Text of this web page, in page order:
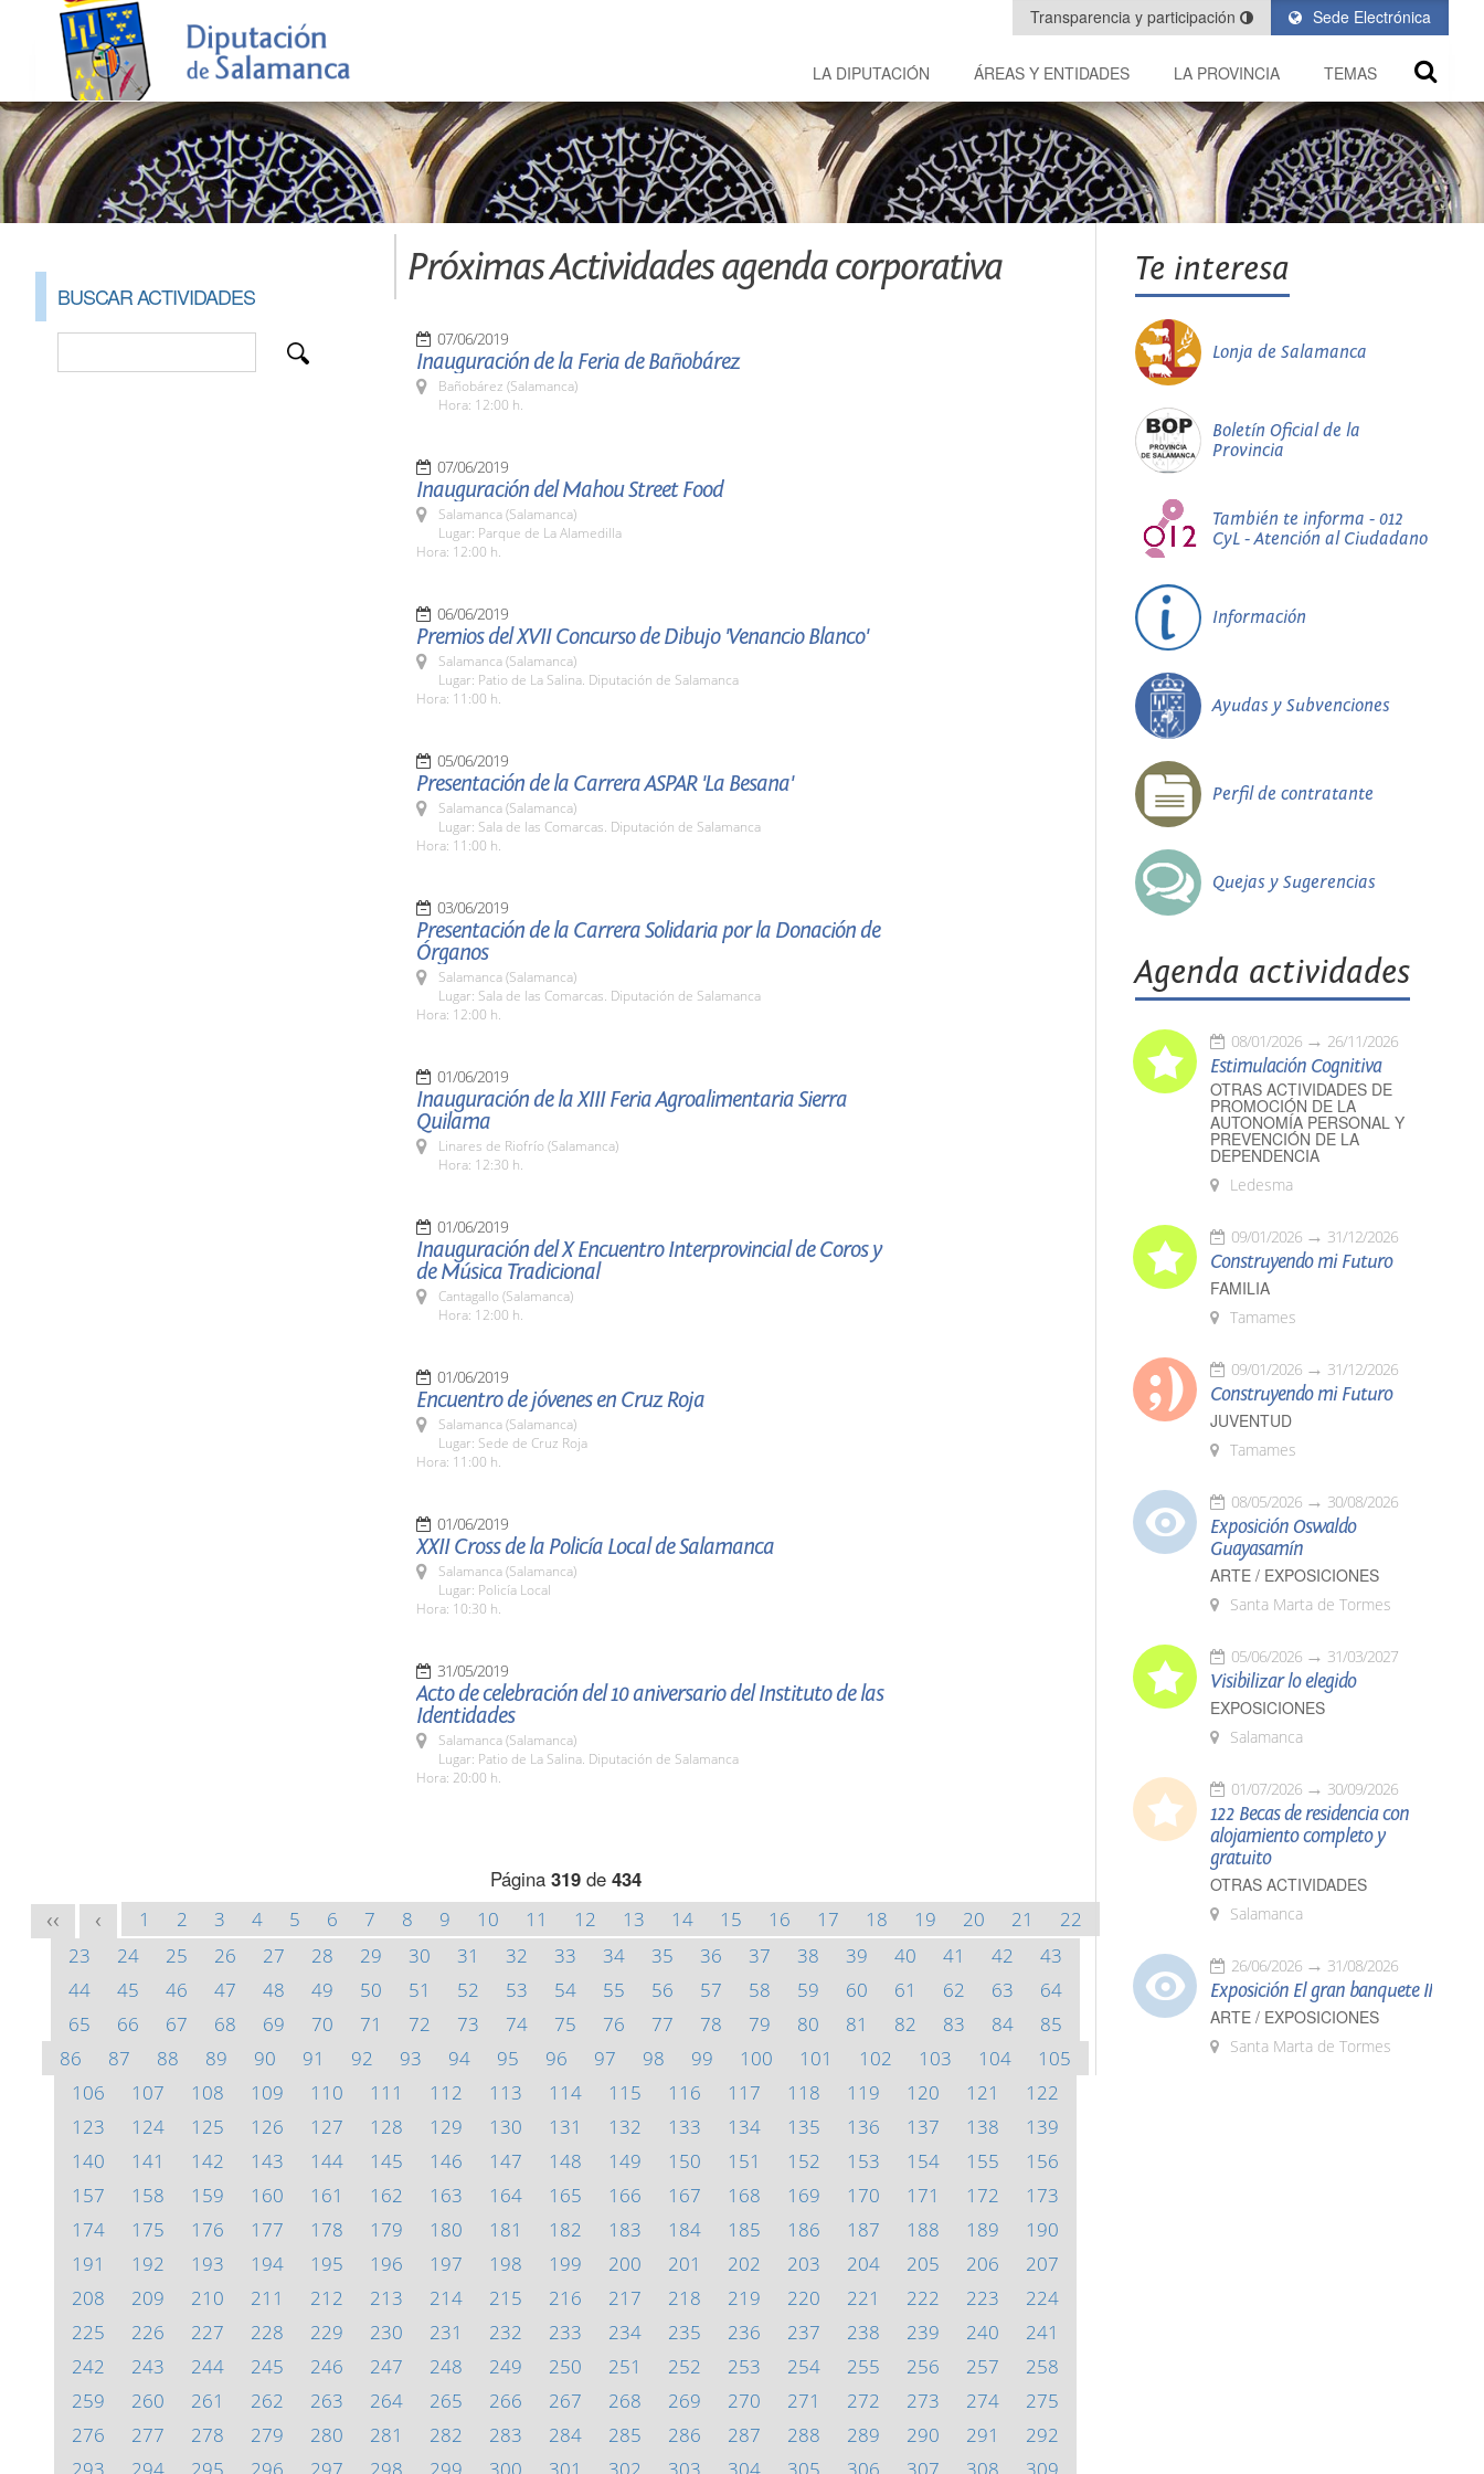
Sede Electrónica
Transparencia y participación
LA DIPUTACIÓN ÁREAS Y ENTIDADES LA PROVINCIA TEMAS
BUSCAR ACTIVIDADES
Próximas Actividades agenda corporativa
07/06/2019
Inauguración de la Feria de Bañobárez
Bañobárez (Salamanca)
Hora: 12:00 h.
07/06/2019
Inauguración del Mahou Street Food
Salamanca (Salamanca)
Lugar: Parque de La Alamedilla
Hora: 12:00 h.
06/06/2019
Premios del XVII Concurso de Dibujo 'Venancio Blanco'
Salamanca (Salamanca)
Lugar: Patio de La Salina. Diputación de Salamanca
Hora: 11:00 h.
05/06/2019
Presentación de la Carrera ASPAR 'La Besana'
Salamanca (Salamanca)
Lugar: Sala de las Comarcas. Diputación de Salamanca
Hora: 11:00 h.
03/06/2019
Presentación de la Carrera Solidaria por la Donación de
Órganos
Salamanca (Salamanca)
Lugar: Sala de las Comarcas. Diputación de Salamanca
Hora: 12:00 h.
01/06/2019
Inauguración de la XIII Feria Agroalimentaria Sierra
Quilama
Linares de Riofrío (Salamanca)
Hora: 12:30 h.
01/06/2019
Inauguración del X Encuentro Interprovincial de Coros y
de Música Tradicional
Cantagallo (Salamanca)
Hora: 12:00 h.
01/06/2019
Encuentro de jóvenes en Cruz Roja
Salamanca (Salamanca)
Lugar: Sede de Cruz Roja
Hora: 11:00 h.
01/06/2019
XXII Cross de la Policía Local de Salamanca
Salamanca (Salamanca)
Lugar: Policía Local
Hora: 10:30 h.
31/05/2019
Acto de celebración del 10 aniversario del Instituto de las
Identidades
Salamanca (Salamanca)
Lugar: Patio de La Salina. Diputación de Salamanca
Hora: 20:00 h.
Página 319de 434
<< < 1 2 3 4 5 6 7 8 9 10 11 12 13 14 15 16 17 18 19 20 21
22
23
24 25 26 27 28 29 30 31 32 33 34 35 36 37 38 39 40 41 42
43
44
45 46 47 48 49 50 51 52 53 54 55 56 57 58 59 60 61 62 63
64
65
66 67 68 69 70 71 72 73 74 75 76 77 78 79 80 81 82 83 84
85
86
87 88 89 90 91 92 93 94 95 96 97 98 99 100 101 102 103 104
105
106
107 108 109 110 111 112 113 114 115 116 117 118 119 120 121
122
123
124 125 126 127 128 129 130 131 132 133 134 135 136 137 138
139
140
141 142 143 144 145 146 147 148 149 150 151 152 153 154 155
156
157
158 159 160 161 162 163 164 165 166 167 168 169 170 171 172
173
174
175 176 177 178 179 180 181 182 183 184 185 186 187 188 189
190
191
192 193 194 195 196 197 198 199 200 201 202 203 204 205 206
207
208
209 210 211 212 213 214 215 216 217 218 219 220 221 222 223
224
225
226 227 228 229 230 231 232 233 234 235 236 237 238 239 240
241
242
243 244 245 246 247 248 249 250 251 252 253 254 255 256 257
258
259
260 261 262 263 264 265 266 267 268 269 270 271 272 273 274
275
276
277 278 279 280 281 282 283 284 285 286 287 288 289 290 291
292
Te interesa
Lonja de Salamanca
Boletín Oficial de la
Provincia
También te informa - 012
CyL - Atención al Ciudadano
Información
Ayudas y Subvenciones
Perfil de contratante
Quejas y Sugerencias
Agenda actividades
08/01/2026 26/11/2026
Estimulación Cognitiva
OTRAS ACTIVIDADES DE
PROMOCIÓN DE LA
AUTONOMÍA PERSONAL Y
PREVENCIÓN DE LA
DEPENDENCIA
Ledesma
09/01/2026 31/12/2026
Construyendo mi Futuro
FAMILIA
Tamames
09/01/2026 31/12/2026
Construyendo mi Futuro
JUVENTUD
Tamames
08/05/2026 30/08/2026
Exposición Oswaldo
Guayasamín
ARTE / EXPOSICIONES
Santa Marta de Tormes
05/06/2026 31/03/2027
Visibilizar lo elegido
EXPOSICIONES
Salamanca
01/07/2026 30/09/2026
122 Becas de residencia con
alojamiento completo y
gratuito
OTRAS ACTIVIDADES
Salamanca
26/06/2026 31/08/2026
Exposición El gran banquete II
ARTE / EXPOSICIONES
Santa Marta de Tormes